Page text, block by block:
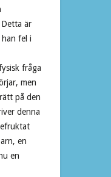
är
fel i
fråga
men
på den
denna
en
en